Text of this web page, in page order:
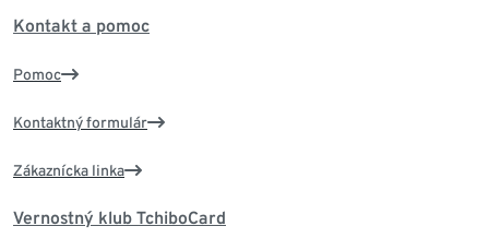
Kontakt a pomoc
Pomoc
Kontaktný formulár
Zákaznícka linka
Vernostný klub TchiboCard